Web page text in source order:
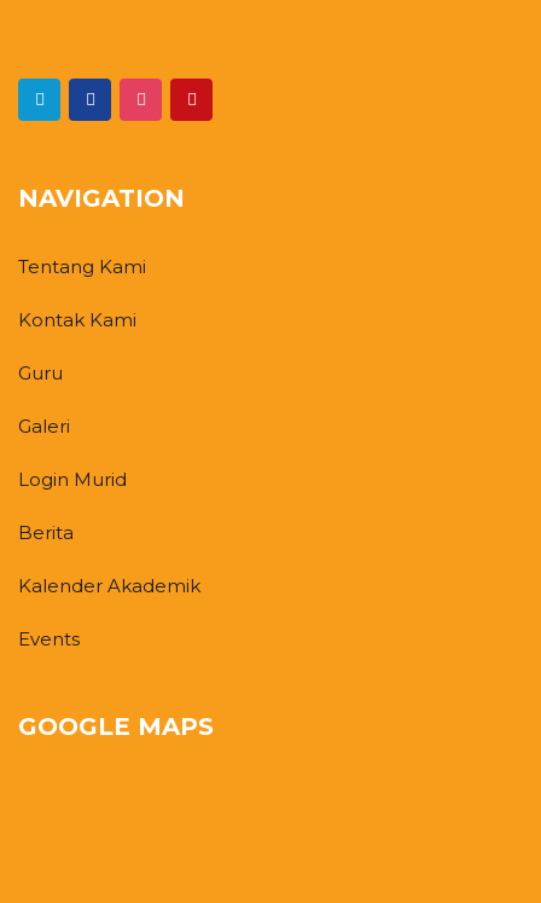
NAVIGATION
Tentang Kami
Kontak Kami
Guru
Galeri
Login Murid
Berita
Kalender Akademik
Events
GOOGLE MAPS